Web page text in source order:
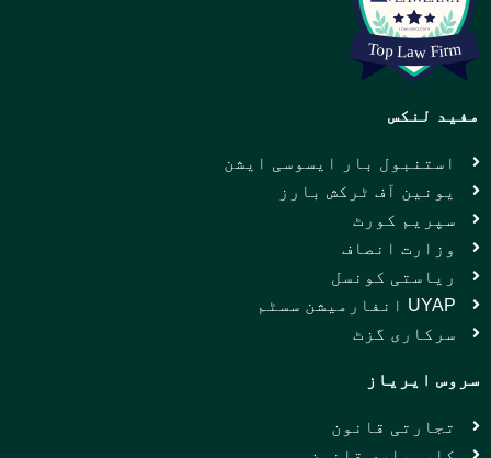
مفید لنکس
استنبول بار ایسوسی ایشن
یونین آف ٹرکش بارز
سپریم کورٹ
وزارت انصاف
ریاستی کونسل
UYAP انفارمیشن سسٹم
سرکاری گزٹ
سروس ایریاز
تجارتی قانون